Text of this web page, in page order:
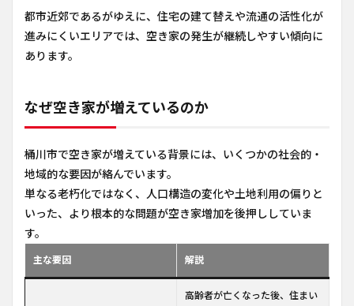
都市近郊であるがゆえに、住宅の建て替えや流通の活性化が
進みにくいエリアでは、空き家の発生が継続しやすい傾向に
あります。
なぜ空き家が増えているのか
桶川市で空き家が増えている背景には、いくつかの社会的・
地域的な要因が絡んでいます。
単なる老朽化ではなく、人口構造の変化や土地利用の偏りと
いった、より根本的な問題が空き家増加を後押ししていま
す。
主な要因 解説
高齢者が亡くなった後、住まい